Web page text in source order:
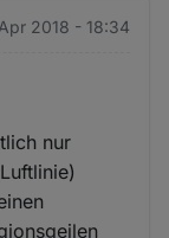
2018 - 18:34
nur